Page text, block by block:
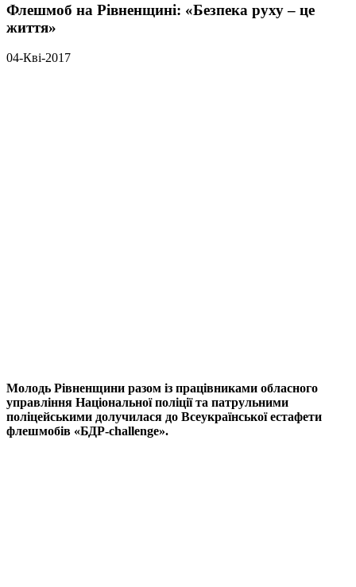
Флешмоб на Рівненщині: «Безпека руху – це
життя»
04-Кві-2017
Молодь Рівненщини разом із працівниками обласного
управління Національної поліції та патрульними
поліцейськими долучилася до Всеукраїнської естафети
флешмобів «БДР-challenge».